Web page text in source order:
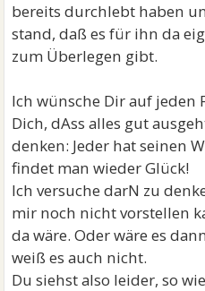
bereits durchlebt haben
stand, daß es für ihn da
zum Überlegen gibt.
Ich wünsche Dir auf jeden
Dich, dAss alles gut
denken: Jeder hat seinen
findet man wieder Glück!
Ich versuche darN zu
mir noch nicht vorstellen
da wäre. Oder wäre es
weiß es auch nicht.
Du siehst also leider, so